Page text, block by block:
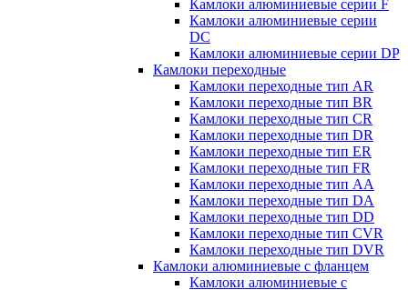
Камлоки алюминиевые серии F
Камлоки алюминиевые серии
DC
Камлоки алюминиевые серии DP
Камлоки переходные
Камлоки переходные тип AR
Камлоки переходные тип BR
Камлоки переходные тип CR
Камлоки переходные тип DR
Камлоки переходные тип ER
Камлоки переходные тип FR
Камлоки переходные тип AA
Камлоки переходные тип DA
Камлоки переходные тип DD
Камлоки переходные тип CVR
Камлоки переходные тип DVR
Камлоки алюминиевые с фланцем
Камлоки алюминиевые с